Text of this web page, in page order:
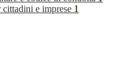
e imprese 1